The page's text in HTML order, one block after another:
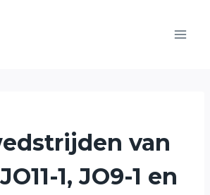
van
1, JO9-1 en